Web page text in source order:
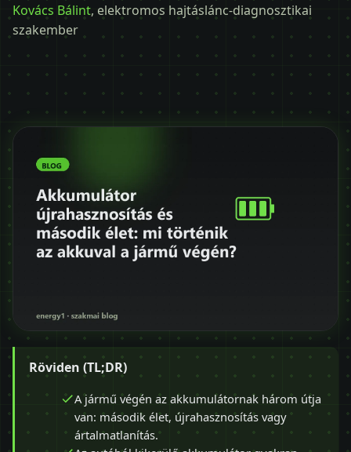
Kovács Bálint, elektromos hajtáslánc-diagnosztikai
szakember
Röviden (TL;DR)
A jármű végén az akkumulátornak három útja
van: második élet, újrahasznosítás vagy
ártalmatlanítás.